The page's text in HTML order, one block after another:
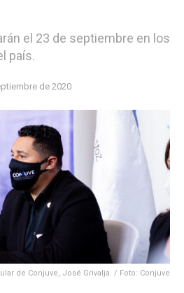
el 23 de septiembre en los
país.
de 2020
de Conjuve, José Grivalja. / Foto: Conjuve